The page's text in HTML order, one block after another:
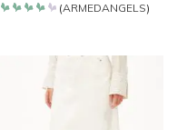
(ARMEDANGELS)